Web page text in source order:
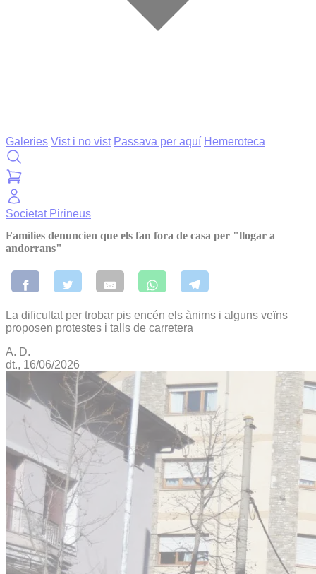
Galeries Vist i no vist Passava per aquí Hemeroteca
Societat Pirineus
Famílies denuncien que els fan fora de casa per "llogar a
andorrans"
La dificultat per trobar pis encén els ànims i alguns veïns
proposen protestes i talls de carretera
A. D.
dt., 16/06/2026